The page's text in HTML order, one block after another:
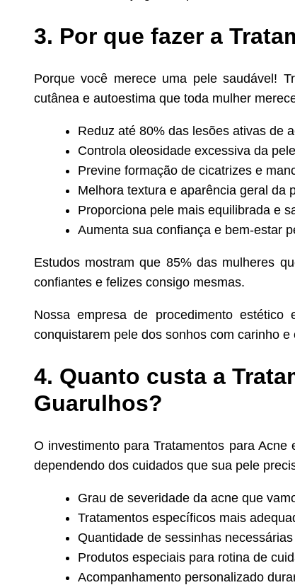
3. Por que fazer a
Porque você merece uma pele saudável!
cutânea e autoestima que toda mulher
Reduz até 80% das lesões ativas de
Controla oleosidade excessiva da
Previne formação de cicatrizes e
Melhora textura e aparência geral da
Proporciona pele mais equilibrada e
Aumenta sua confiança e bem-estar
Estudos mostram que 85% das mulheres
confiantes e felizes consigo mesmas.
Nossa empresa de procedimento
conquistarem pele dos sonhos com carinho e
4. Quanto custa a
Guarulhos?
O investimento para Tratamentos para
dependendo dos cuidados que sua pele
Grau de severidade da acne que
Tratamentos específicos mais
Quantidade de sessinhas
Produtos especiais para rotina de
Acompanhamento personalizado